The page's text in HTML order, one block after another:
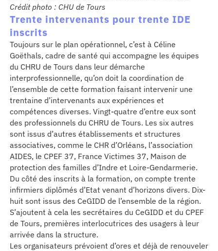
Crédit photo : CHU de Tours
Trente intervenants pour trente IDE
inscrits
Toujours sur le plan opérationnel, c’est à Céline
Goëthals, cadre de santé qui accompagne les équipes
du CHRU de Tours dans leur démarche
interprofessionnelle, qu’on doit la coordination de
l’ensemble de cette formation faisant intervenir une
trentaine d’intervenants aux expériences et
compétences diverses. Vingt-quatre d’entre eux sont
des professionnels du CHRU de Tours. Les six autres
sont issus d’autres établissements et structures
associatives, comme le CHR d’Orléans, l’association
AIDES, le CPEF 37, France Victimes 37, Maison de
protection des familles d’Indre et Loire-Gendarmerie.
Du côté des inscrits à la formation, on compte trente
infirmiers diplômés d’Etat venant d’horizons divers. Dix-
huit sont issus des CeGIDD de l’ensemble de la région.
S’ajoutent à cela les secrétaires du CeGIDD et du CPEF
de Tours, premières interlocutrices des usagers à leur
arrivée dans la structure.
Les organisateurs prévoient d’ores et déjà de renouveler